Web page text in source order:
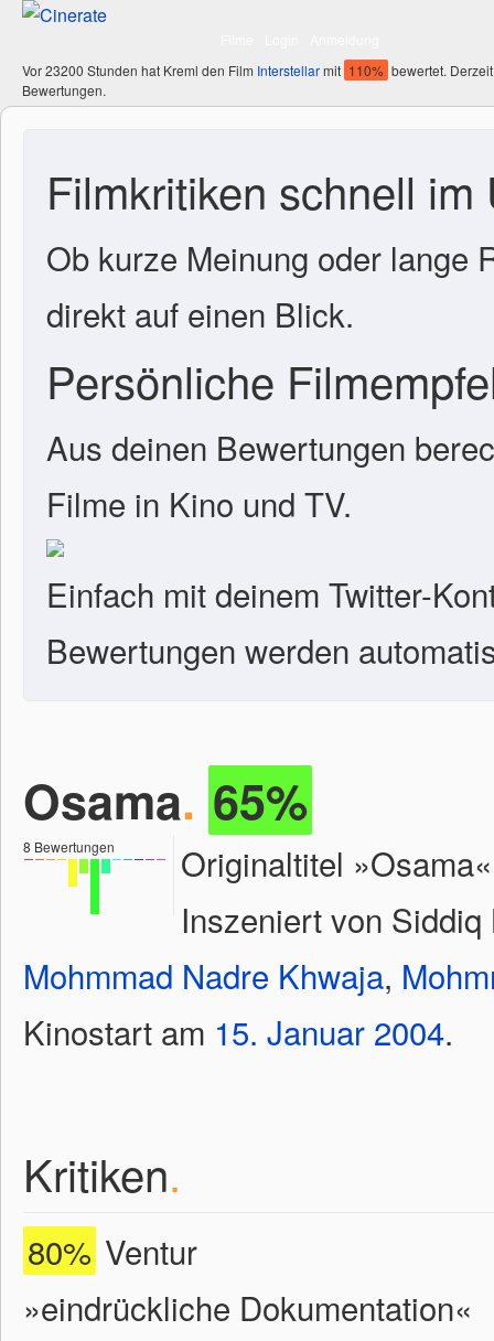
Vor 23200 Stunden hat Kreml den Film Interstellarmit 110% bewertet.
Bewertungen.
Filmkritiken schnell im
Ob kurze Meinung oder lange
direkt auf einen Blick.
Persönliche
Aus deinen Bewertungen
Filme in Kino und TV.
Einfach mit deinem Twitter-
Bewertungen werden
Osama. 65%
8 Bewertungen
Originaltitel
Inszeniert von
Mohmmad Nadre Khwaja,
Kinostart am 15. Januar 2004.
Kritiken.
80% Ventur
»eindrückliche Dokumentation«